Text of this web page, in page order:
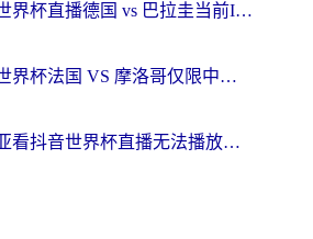
在海外看世界杯直播德国 vs 巴拉圭当前IP受限制？这篇指南帮你轻松解决地区限制
在国外看世界杯法国 VS 摩洛哥仅限中国大陆？别让地域限制拦下你的欢呼
在澳大利亚看抖音世界杯直播无法播放？海外党体育观赛终极指南来了！